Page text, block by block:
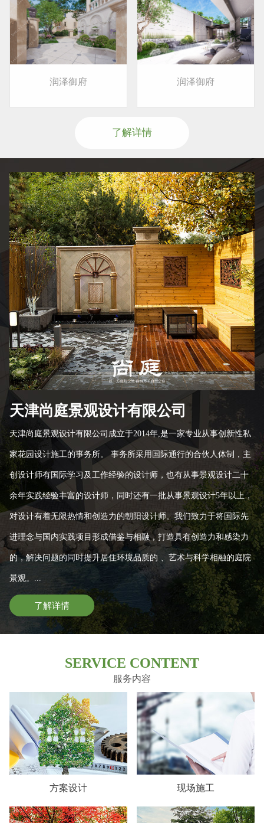
润泽御府 润泽御府
了解详情
天津尚庭景观设计有限公司
天津尚庭景观设计有限公司成立于2014年,是一家专业从事创新性私
家花园设计施工的事务所。 事务所采用国际通行的合伙人体制，主
创设计师有国际学习及工作经验的设计师，也有从事景观设计二十
余年实践经验丰富的设计师，同时还有一批从事景观设计5年以上，
对设计有着无限热情和创造力的朝阳设计师。我们致力于将国际先
进理念与国内实践项目形成借鉴与相融，打造具有创造力和感染力
的，解决问题的同时提升居住环境品质的 、艺术与科学相融的庭院
景观。...
了解详情
SERVICE CONTENT
服务内容
方案设计 现场施工